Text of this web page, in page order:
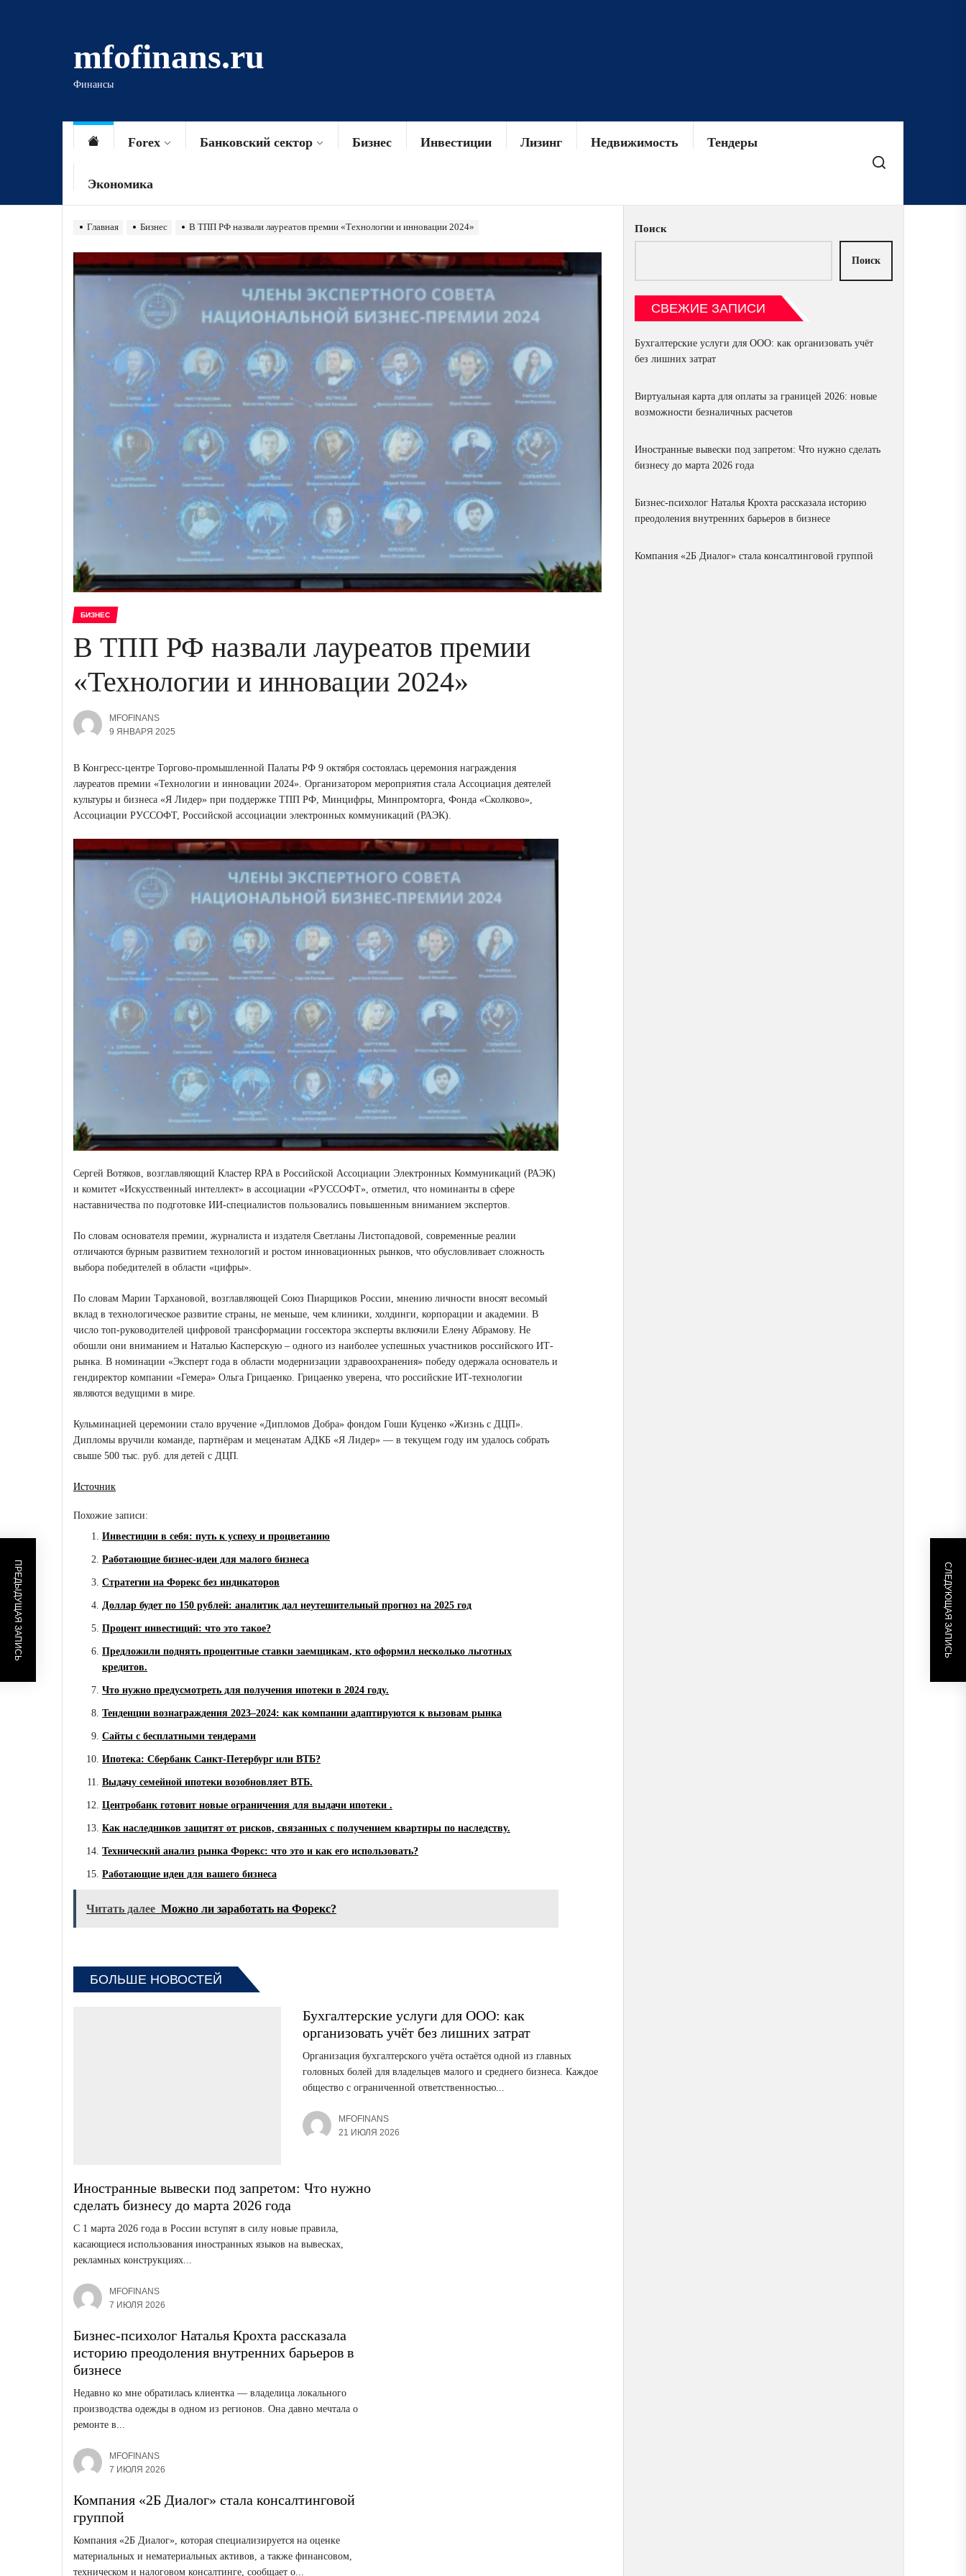
mfofinans.ru
Финансы
Forex Банковский сектор Бизнес Инвестиции Лизинг Недвижимость Тендеры
Экономика
Главная Бизнес В ТПП РФ назвали лауреатов премии «Технологии и инновации 2024»
БИЗНЕС
В ТПП РФ назвали лауреатов премии
«Технологии и инновации 2024»
MFOFINANS
9 ЯНВАРЯ 2025
В Конгресс-центре Торгово-промышленной Палаты РФ 9 октября состоялась церемония награждения
лауреатов премии «Технологии и инновации 2024». Организатором мероприятия стала Ассоциация деятелей
культуры и бизнеса «Я Лидер» при поддержке ТПП РФ, Минцифры, Минпромторга, Фонда «Сколково»,
Ассоциации РУССОФТ, Российской ассоциации электронных коммуникаций (РАЭК).
Сергей Вотяков, возглавляющий Кластер RPA в Российской Ассоциации Электронных Коммуникаций (РАЭК)
и комитет «Искусственный интеллект» в ассоциации «РУССОФТ», отметил, что номинанты в сфере
наставничества по подготовке ИИ-специалистов пользовались повышенным вниманием экспертов.
По словам основателя премии, журналиста и издателя Светланы Листопадовой, современные реалии
отличаются бурным развитием технологий и ростом инновационных рынков, что обусловливает сложность
выбора победителей в области «цифры».
По словам Марии Тархановой, возглавляющей Союз Пиарщиков России, мнению личности вносят весомый
вклад в технологическое развитие страны, не меньше, чем клиники, холдинги, корпорации и академии. В
число топ-руководителей цифровой трансформации госсектора эксперты включили Елену Абрамову. Не
обошли они вниманием и Наталью Касперскую – одного из наиболее успешных участников российского ИТ-
рынка. В номинации «Эксперт года в области модернизации здравоохранения» победу одержала основатель и
гендиректор компании «Гемера» Ольга Грицаенко. Грицаенко уверена, что российские ИТ-технологии
являются ведущими в мире.
Кульминацией церемонии стало вручение «Дипломов Добра» фондом Гоши Куценко «Жизнь с ДЦП».
Дипломы вручили команде, партнёрам и меценатам АДКБ «Я Лидер» — в текущем году им удалось собрать
свыше 500 тыс. руб. для детей с ДЦП.
Источник
Похожие записи:
Инвестиции в себя: путь к успеху и процветанию
Работающие бизнес-идеи для малого бизнеса
Стратегии на Форекс без индикаторов
Доллар будет по 150 рублей: аналитик дал неутешительный прогноз на 2025 год
Процент инвестиций: что это такое?
Предложили поднять процентные ставки заемщикам, кто оформил несколько льготных
кредитов.
Что нужно предусмотреть для получения ипотеки в 2024 году.
Тенденции вознаграждения 2023–2024: как компании адаптируются к вызовам рынка
Сайты с бесплатными тендерами
Ипотека: Сбербанк Санкт-Петербург или ВТБ?
Выдачу семейной ипотеки возобновляет ВТБ.
Центробанк готовит новые ограничения для выдачи ипотеки .
Как наследников защитят от рисков, связанных с получением квартиры по наследству.
Технический анализ рынка Форекс: что это и как его использовать?
Работающие идеи для вашего бизнеса
Читать далее Можно ли заработать на Форекс?
ПРЕДЫДУЩАЯ ЗАПИСЬ СЛЕДУЮЩАЯ ЗАПИСЬ
БОЛЬШЕ НОВОСТЕЙ
Бухгалтерские услуги для ООО: как
организовать учёт без лишних затрат
Организация бухгалтерского учёта остаётся одной из главных
головных болей для владельцев малого и среднего бизнеса. Каждое
общество с ограниченной ответственностью...
MFOFINANS
21 ИЮЛЯ 2026
Иностранные вывески под запретом: Что нужно
сделать бизнесу до марта 2026 года
С 1 марта 2026 года в России вступят в силу новые правила,
касающиеся использования иностранных языков на вывесках,
рекламных конструкциях...
MFOFINANS
7 ИЮЛЯ 2026
Бизнес-психолог Наталья Крохта рассказала
историю преодоления внутренних барьеров в
бизнесе
Недавно ко мне обратилась клиентка — владелица локального
производства одежды в одном из регионов. Она давно мечтала о
ремонте в...
MFOFINANS
7 ИЮЛЯ 2026
Компания «2Б Диалог» стала консалтинговой
группой
Компания «2Б Диалог», которая специализируется на оценке
материальных и нематериальных активов, а также финансовом,
техническом и налоговом консалтинге, сообщает о...
Поиск
Поиск
СВЕЖИЕ ЗАПИСИ
Бухгалтерские услуги для ООО: как организовать учёт
без лишних затрат
Виртуальная карта для оплаты за границей 2026: новые
возможности безналичных расчетов
Иностранные вывески под запретом: Что нужно сделать
бизнесу до марта 2026 года
Бизнес-психолог Наталья Крохта рассказала историю
преодоления внутренних барьеров в бизнесе
Компания «2Б Диалог» стала консалтинговой группой